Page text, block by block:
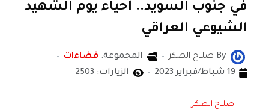
في جنوب السويد.. احياء يوم الشهيد
الشيوعي العراقي
By صلاح الصكر المجموعة: فضاءات
19 شباط/فبراير 2023
الزيارات: 2503
صلاح الصكر